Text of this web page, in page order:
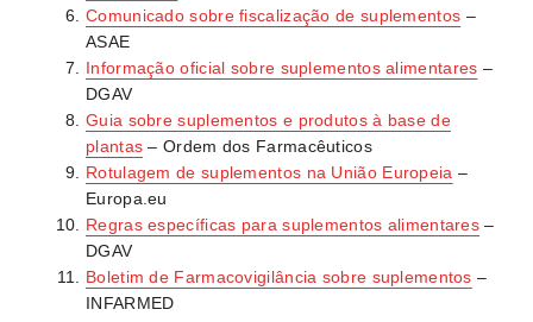
Comunicado sobre fiscalização de suplementos –
ASAE
Informação oficial sobre suplementos alimentares –
DGAV
Guia sobre suplementos e produtos à base de
plantas – Ordem dos Farmacêuticos
Rotulagem de suplementos na União Europeia –
Europa.eu
Regras específicas para suplementos alimentares –
DGAV
Boletim de Farmacovigilância sobre suplementos –
INFARMED